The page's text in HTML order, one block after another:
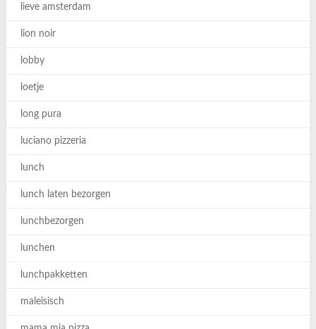
lieve amsterdam
lion noir
lobby
loetje
long pura
luciano pizzeria
lunch
lunch laten bezorgen
lunchbezorgen
lunchen
lunchpakketten
maleisisch